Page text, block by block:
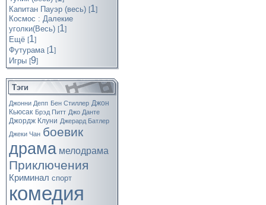
Капитан Пауэр (весь) [1]
Космос : Далекие
уголки(Весь) [1]
Ещё [1]
Футурама [1]
Игры [9]
Тэги
Джонни Депп Бен Стиллер Джон
Кьюсак Брэд Питт Джо Данте
Джордж Клуни Джерард Батлер
Джеки Чан боевик
драма мелодрама
Приключения
Криминал спорт
комедия